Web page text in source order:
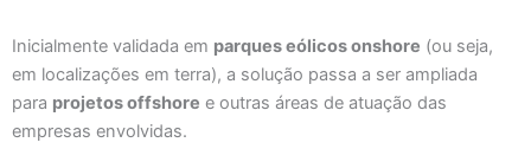
Inicialmente validada em parques eólicos onshore (ou seja,
em localizações em terra), a solução passa a ser ampliada
para projetos offshore e outras áreas de atuação das
empresas envolvidas.